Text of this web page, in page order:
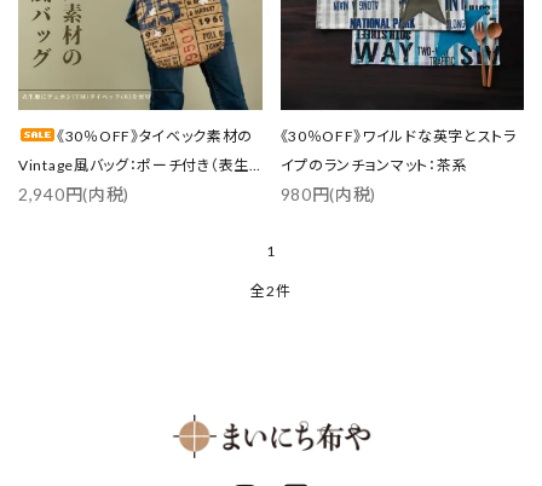
《30％OFF》タイベック素材の
Vintage風バッグ：ポーチ付き（表生
地にデュポン™タイベック®を使用）
2,940円(内税)
《30％OFF》ワイルドな英字とストラ
イプのランチョンマット：茶系
980円(内税)
1
全2件